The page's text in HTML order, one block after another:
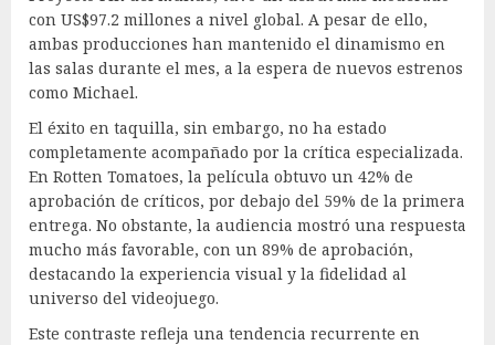
con US$97.2 millones a nivel global. A pesar de ello,
ambas producciones han mantenido el dinamismo en
las salas durante el mes, a la espera de nuevos estrenos
como Michael.
El éxito en taquilla, sin embargo, no ha estado
completamente acompañado por la crítica especializada.
En Rotten Tomatoes, la película obtuvo un 42% de
aprobación de críticos, por debajo del 59% de la primera
entrega. No obstante, la audiencia mostró una respuesta
mucho más favorable, con un 89% de aprobación,
destacando la experiencia visual y la fidelidad al
universo del videojuego.
Este contraste refleja una tendencia recurrente en